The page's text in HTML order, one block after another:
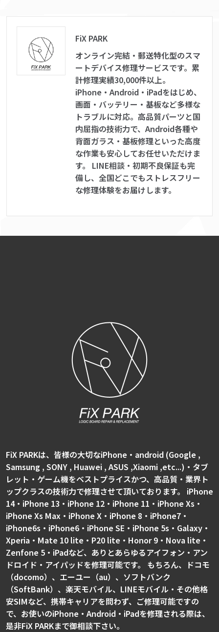
FiX PARK
オンライン完結・郵送特化型のスマ
ートデバイス修理サービスです。累
計修理実績30,000件以上。
iPhone・Android・iPadをはじめ、
画面・バッテリー・基板など多様な
トラブルに対応。高品質パーツと国
内屈指の技術力で、Android各種や
背面ガラス・基板修理といった高度
な作業も安心してお任せいただけま
す。 LINE相談・初期不良保証も完
備し、全国どこでもストレスフリー
な修理体験をお届けします。
FiX PARKは、皆様の大切なiPhone・android (Google ,
Samsung , SONY , Huawei , ASUS ,Xiaomi ,etc...)・タブ
レット・ゲーム機をベストプライスかつ、高品質・業界ト
ップクラスの技術力で修理させて頂いております。 iPhone
14・iPhone 13・iPhone 12・iPhone 11・iPhone Xs・
iPhone Xs Max・iPhone X・iPhone 8・iPhone7・
iPhone6s・iPhone6・iPhone SE・iPhone 5s・Galaxy・
Xperia・Mate 10 lite・P20 lite・Honor 9・Nova lite・
Zenfone 5・iPadなど、ありとあらゆるアイフォン・アン
ドロイド・アイパッドを修理可能です。 もちろん、ドコモ
（docomo）、エーユー（au）、ソフトバンク
（SoftBank）、楽天モバイル、LINEモバイル・その他格
安SIMなど、携帯キャリアを問わず、ご修理可能ですの
で、お使いのiPhone・Android・iPadを修理される際は、
是非FiX PARKまで御相談下さい。